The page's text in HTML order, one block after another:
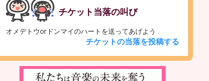
チケット当落の叫び
オメデトウorドンマイのハートを送ってあげよう
チケットの当落を投稿する